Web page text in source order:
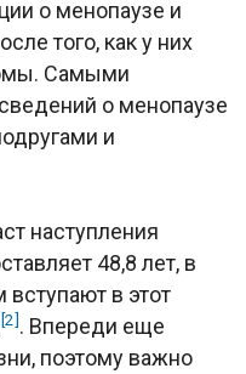
о менопаузе и
того, как у них
Самыми
о менопаузе
и
наступления
48,8 лет, в
в этот
[2]. Впереди еще
поэтому важно